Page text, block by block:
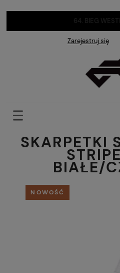
Zarejestruj się
SKARPETKI
BIAŁE/
NOWOŚĆ